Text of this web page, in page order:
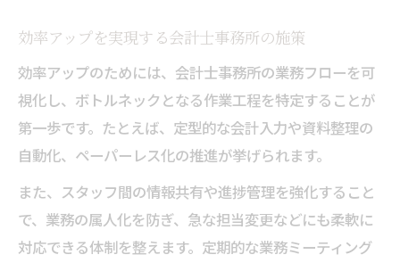
効率アップを実現する会計士事務所の施策
効率アップのためには、会計士事務所の業務フローを可
視化し、ボトルネックとなる作業工程を特定することが
第一歩です。たとえば、定型的な会計入力や資料整理の
自動化、ペーパーレス化の推進が挙げられます。
また、スタッフ間の情報共有や進捗管理を強化すること
で、業務の属人化を防ぎ、急な担当変更などにも柔軟に
対応できる体制を整えます。定期的な業務ミーティング